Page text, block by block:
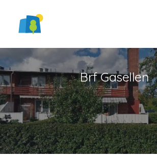
LOGGA IN
Brf Gasellen